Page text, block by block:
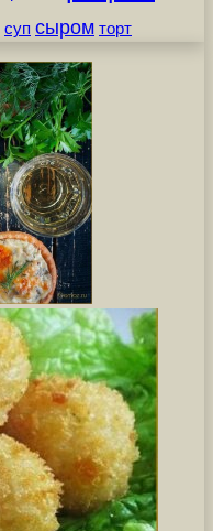
суп сыром торт